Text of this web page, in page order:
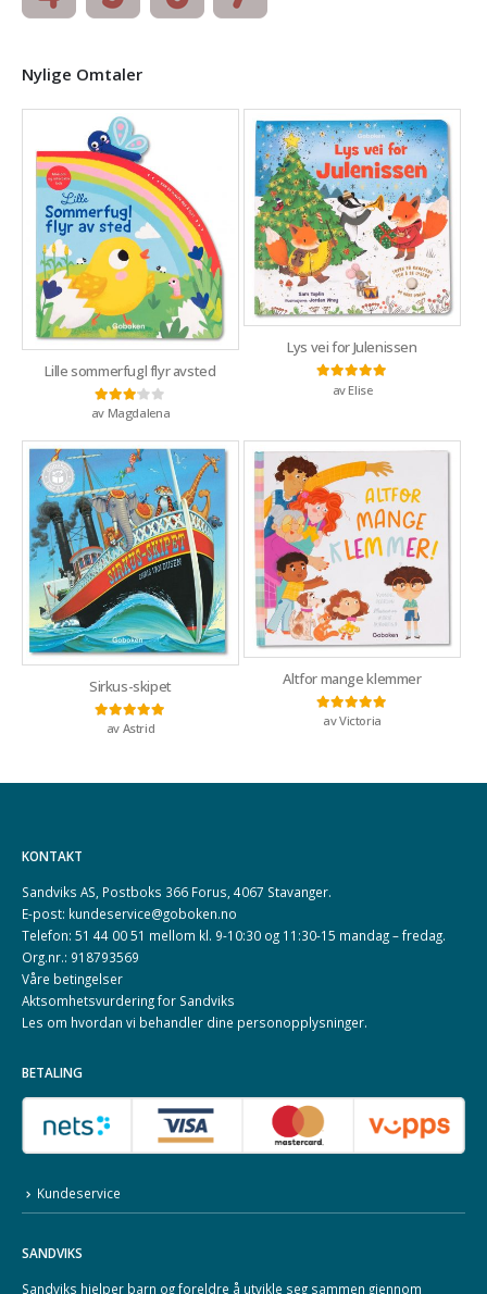
Nylige Omtaler
Lille sommerfugl flyr avsted
Vurdert3av 5
av Magdalena
Lys vei for Julenissen
Vurdert5
av Elise
Sirkus-skipet
Vurdert5
av Astrid
Altfor mange klemmer
Vurdert5av 5
av Victoria
KONTAKT
Sandviks AS, Postboks 366 Forus, 4067 Stavanger.
E-post: kundeservice@goboken.no
Telefon: 51 44 00 51 mellom kl. 9-10:30 og 11:30-15 mandag – fredag.
Org.nr.: 918793569
Våre betingelser
Aktsomhetsvurdering for Sandviks
Les om hvordan vi behandler dine personopplysninger.
BETALING
Kundeservice
SANDVIKS
Sandviks hjelper barn og foreldre å utvikle seg sammen gjennom